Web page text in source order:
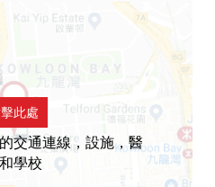
此處
交通連線，設施，醫
學校